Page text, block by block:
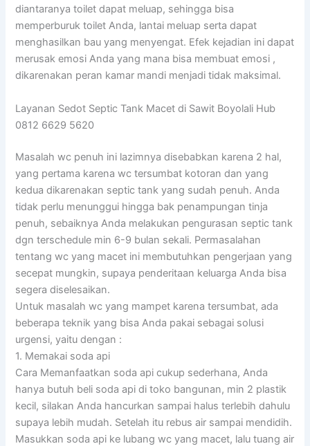
diantaranya toilet dapat meluap, sehingga bisa
memperburuk toilet Anda, lantai meluap serta dapat
menghasilkan bau yang menyengat. Efek kejadian ini dapat
merusak emosi Anda yang mana bisa membuat emosi ,
dikarenakan peran kamar mandi menjadi tidak maksimal.
Layanan Sedot Septic Tank Macet di Sawit Boyolali Hub
0812 6629 5620
Masalah wc penuh ini lazimnya disebabkan karena 2 hal,
yang pertama karena wc tersumbat kotoran dan yang
kedua dikarenakan septic tank yang sudah penuh. Anda
tidak perlu menunggui hingga bak penampungan tinja
penuh, sebaiknya Anda melakukan pengurasan septic tank
dgn terschedule min 6-9 bulan sekali. Permasalahan
tentang wc yang macet ini membutuhkan pengerjaan yang
secepat mungkin, supaya penderitaan keluarga Anda bisa
segera diselesaikan.
Untuk masalah wc yang mampet karena tersumbat, ada
beberapa teknik yang bisa Anda pakai sebagai solusi
urgensi, yaitu dengan :
1. Memakai soda api
Cara Memanfaatkan soda api cukup sederhana, Anda
hanya butuh beli soda api di toko bangunan, min 2 plastik
kecil, silakan Anda hancurkan sampai halus terlebih dahulu
supaya lebih mudah. Setelah itu rebus air sampai mendidih.
Masukkan soda api ke lubang wc yang macet, lalu tuang air